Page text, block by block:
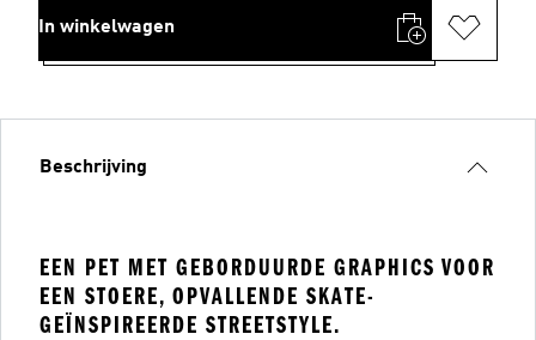
In winkelwagen
Beschrijving
EEN PET MET GEBORDUURDE GRAPHICS VOOR
EEN STOERE, OPVALLENDE SKATE-
GEÏNSPIREERDE STREETSTYLE.